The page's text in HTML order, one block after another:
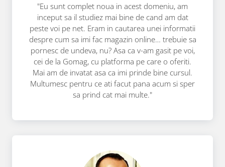
"Eu sunt complet noua in acest domeniu, am
inceput sa il studiez mai bine de cand am dat
peste voi pe net. Eram in cautarea unei informatii
despre cum sa imi fac magazin online… trebuie sa
pornesc de undeva, nu? Asa ca v-am gasit pe voi,
cei de la Gomag, cu platforma pe care o oferiti.
Mai am de invatat asa ca imi prinde bine cursul.
Multumesc pentru ce ati facut pana acum si sper
sa prind cat mai multe."